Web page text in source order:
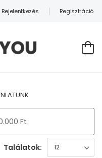
Bejelentkezés Regisztráció
Ft.
Találatok: